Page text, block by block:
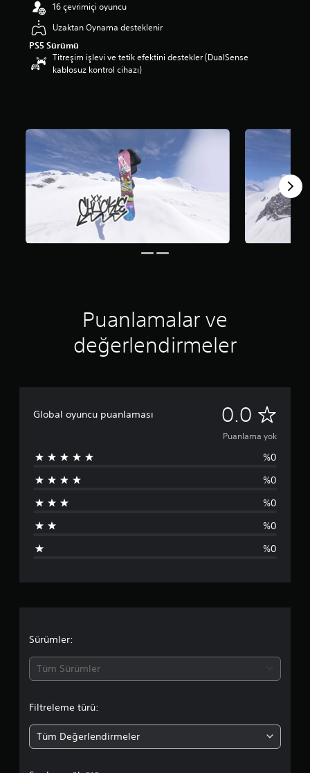
16 çevrimiçi oyuncu
Uzaktan Oynama desteklenir
PS5 Sürümü
Titreşim işlevi ve tetik efektini destekler (DualSense
kablosuz kontrol cihazı)
Puanlamalar ve
değerlendirmeler
Global oyuncu puanlaması 0.0 P
u
Puanlama yok
%0
%0
%0
%0
%0
Sürümler:
Tüm Sürümler
Filtreleme türü:
Tüm Değerlendirmeler